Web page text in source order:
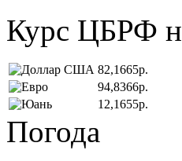
Курс ЦБРФ
82,1665р.
94,8366р.
12,1655р.
Погода